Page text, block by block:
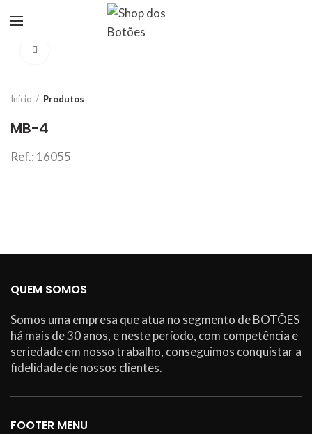
Início Produtos
MB-4
Ref.: 16055
QUEM SOMOS
Somos uma empresa que atua no segmento de BOTÕES
há mais de 30 anos, e neste período, com competência e
seriedade em nosso trabalho, conseguimos conquistar a
fidelidade de nossos clientes.
FOOTER MENU